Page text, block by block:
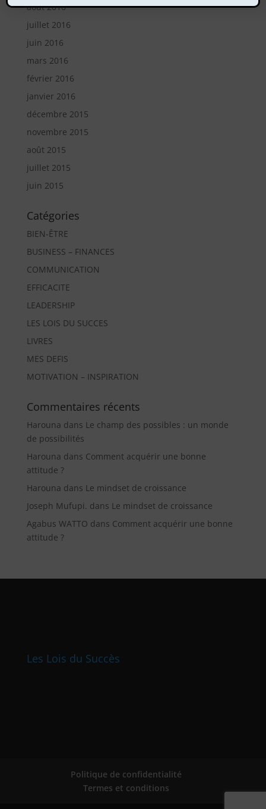
août 2016
juillet 2016
juin 2016
mars 2016
février 2016
janvier 2016
décembre 2015
novembre 2015
août 2015
juillet 2015
juin 2015
Catégories
BIEN-ÊTRE
BUSINESS – FINANCES
COMMUNICATION
EFFICACITE
LEADERSHIP
LES LOIS DU SUCCES
LIVRES
MES DEFIS
MOTIVATION – INSPIRATION
Commentaires récents
Harouna dans Le champ des possibles : un monde
de possibilités
Harouna dans Comment acquérir une bonne
attitude ?
Harouna dans Le mindset de croissance
Joseph Mufupi. dans Le mindset de croissance
Agabus WATTO dans Comment acquérir une bonne
attitude ?
Les Lois du Succès
Politique de confidentialité
Termes et conditions